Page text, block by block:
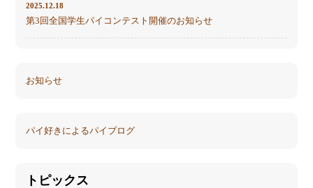
2025.12.18
第3回全国学生パイコンテスト開催のお知らせ
お知らせ
パイ好きによるパイブログ
トピックス